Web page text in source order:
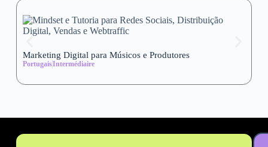
Marketing Digital para Músicos e Produtores
PortugaisIntermédiaire